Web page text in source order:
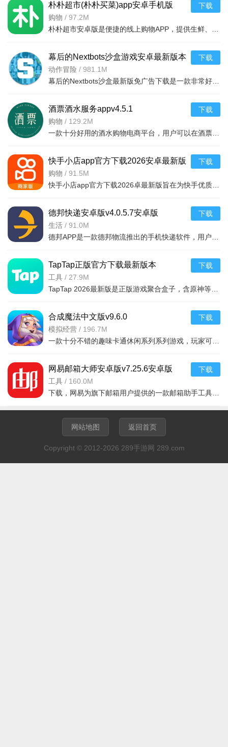
朴朴超市(朴朴买菜)app安卓手机版
v6.2.2安卓版
购物 / 97.2M
下载
幕后的Nextbots沙盒游戏安卓最新版本
v11.2.2 中文版
动作冒险 / 981.1M
下载
酒票酒水服务appv4.5.1
购物 / 129.2M
下载
快手小店app官方下载2026安卓最新版
v7.2.40.481安卓最新版
购物 / 91.5M
下载
德邦快递安卓版v4.0.5.7安卓版
生活 / 91.0M
下载
TapTap正版官方下载最新版本
2026v2.94.0-mkt#100300手机版
工具 / 27.9M
下载
合成魔法中文版v9.6.0
模拟经营 / 196.7M
下载
网易邮箱大师安卓版v7.25.6安卓版
工具 / 160.0M
下载
网站地图 返回首页
Copyright © 2012-2026 289手游网 289.com